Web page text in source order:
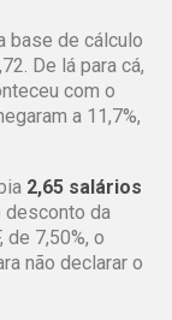
base de cálculo
De lá para cá,
com o
a 11,7%,
2,65 salários
desconto da
7,50%, o
não declarar o